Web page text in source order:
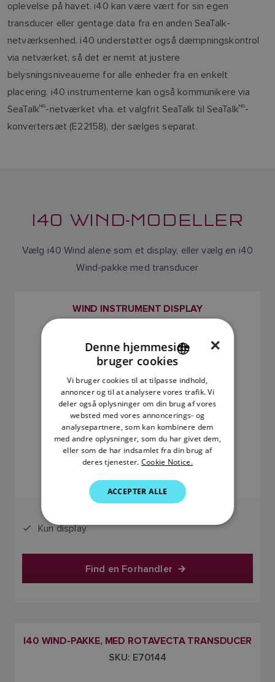
oplevelse på havet. i40 kan være vært for sin egen
transducer eller gentage data fra en anden SeaTalk-
netværksenhed. i40 understøtter også dæmpningskontrol
via netværket, så det er nemt at justere
belysningsniveauerne for alle enheder fra en enkelt
placering. i40 instrumenterne kan også kommunikere via
SeaTalkNG-netværket vha. et valgfrit SeaTalk til SeaTalkNG-
konvertersæt (E22158), der sælges separat.
I40 WIND-MODELLER
Vælg i40 Wind alene som et display, eller vælg en i40
Wind-pakke med transducer
WIND INSTRUMENT DISPLAY
0
Kun display
Find en Forhandler
I40 WIND-PAKKE, MED ROTAVECTA TRANSDUCER
SKU: E70144
ENGLISH
DANISH
ITALIAN
SWEDISH
DUTCH
FINNISH
×
Denne hjemmeside
bruger cookies
Vi bruger cookies til at tilpasse indhold,
annoncer og til at analysere vores trafik. Vi
deler også oplysninger om din brug af vores
websted med vores annoncerings- og
analysepartnere, som kan kombinere dem
med andre oplysninger, som du har givet dem,
eller som de har indsamlet fra din brug af
deres tjenester. Cookie Notice.
ACCEPTER ALLE